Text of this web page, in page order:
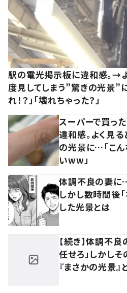
駅の電光掲示板に違和感。→
度見してしまう”驚きの光景”
れ！？」「壊れちゃった？」
スーパーで買っ
違和感。よく見る
の光景に…「こん
いww」
体調不良の妻に
しかし数時間後
した光景とは
【続き】体調不
任せろ」しかし
『まさかの光景』